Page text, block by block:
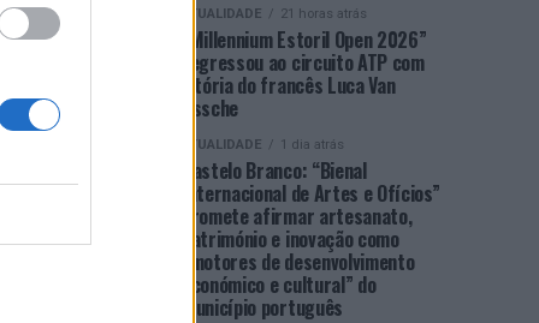
ATUALIDADE 21 horas atrás
“Millennium Estoril Open 2026”
regressou ao circuito ATP com
vitória do francês Luca Van
Assche
ATUALIDADE 1 dia atrás
Castelo Branco: “Bienal
Internacional de Artes e Ofícios”
promete afirmar artesanato,
património e inovação como
“motores de desenvolvimento
económico e cultural” do
município português